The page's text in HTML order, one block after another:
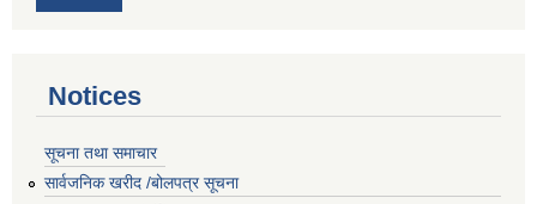
Notices
सूचना तथा समाचार
सार्वजनिक खरीद /बोलपत्र सूचना